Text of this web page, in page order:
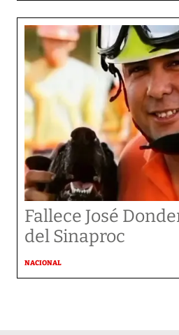
Fallece José
del Sinaproc
NACIONAL